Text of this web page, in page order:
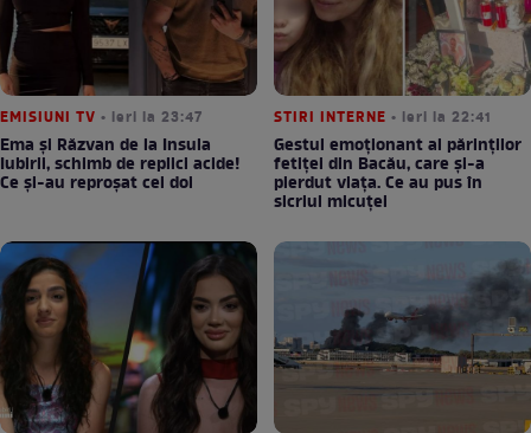
EMISIUNI TV • ieri la 23:47
Ema și Răzvan de la Insula
Iubirii, schimb de replici acide!
Ce și-au reproșat cei doi
STIRI INTERNE • ieri la 22:41
Gestul emoționant al părinților
fetiței din Bacău, care și-a
pierdut viața. Ce au pus în
sicriul micuței